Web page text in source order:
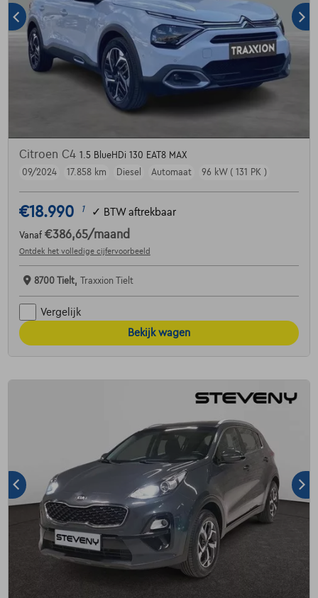
Citroen C4 1.5 BlueHDi 130 EAT8 MAX
09/2024
17.858 km Diesel Automaat 96 kW ( 131 PK )
€18.990 1 ✓ BTW aftrekbaar
Vanaf €386,65/maand
Ontdek het volledige cijfervoorbeeld
8700 Tielt, Traxxion Tielt
Vergelijk
Bekijk wagen